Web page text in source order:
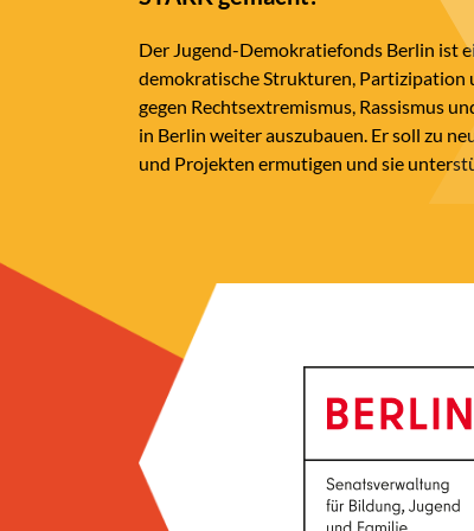
Der Jugend-Demokratiefonds Berlin ist
demokratische Strukturen, Partizipation
gegen Rechtsextremismus, Rassismus
in Berlin weiter auszubauen. Er soll zu
und Projekten ermutigen und sie